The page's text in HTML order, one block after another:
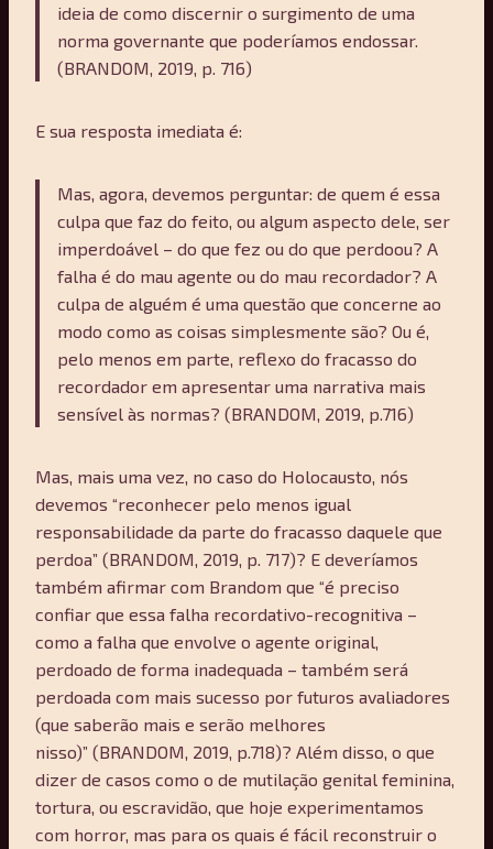
ideia de como discernir o surgimento de uma
norma governante que poderíamos endossar.
(BRANDOM, 2019, p. 716)
E sua resposta imediata é:
Mas, agora, devemos perguntar: de quem é essa
culpa que faz do feito, ou algum aspecto dele, ser
imperdoável – do que fez ou do que perdoou? A
falha é do mau agente ou do mau recordador? A
culpa de alguém é uma questão que concerne ao
modo como as coisas simplesmente são? Ou é,
pelo menos em parte, reflexo do fracasso do
recordador em apresentar uma narrativa mais
sensível às normas? (BRANDOM, 2019, p.716)
Mas, mais uma vez, no caso do Holocausto, nós
devemos “reconhecer pelo menos igual
responsabilidade da parte do fracasso daquele que
perdoa” (BRANDOM, 2019, p. 717)? E deveríamos
também afirmar com Brandom que “é preciso
confiar que essa falha recordativo-recognitiva –
como a falha que envolve o agente original,
perdoado de forma inadequada – também será
perdoada com mais sucesso por futuros avaliadores
(que saberão mais e serão melhores
nisso)” (BRANDOM, 2019, p.718)? Além disso, o que
dizer de casos como o de mutilação genital feminina,
tortura, ou escravidão, que hoje experimentamos
com horror, mas para os quais é fácil reconstruir o